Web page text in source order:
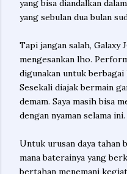
yang bisa diandalkan
yang sebulan dua bulan
Tapi jangan salah, Galaxy
mengesankan lho.
digunakan untuk berbagai
Sesekali diajak bermain
demam. Saya masih bisa
dengan nyaman selama ini.
Untuk urusan daya tahan
mana baterainya yang
bertahan menemani